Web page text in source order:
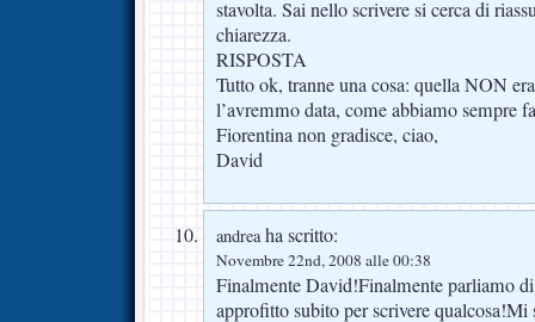
stavolta. Sai nello scrivere si cerca di
chiarezza.
RISPOSTA
Tutto ok, tranne una cosa: quella NON
l’avremmo data, come abbiamo sempre
Fiorentina non gradisce, ciao,
David
andreaha scritto:
Novembre 22nd, 2008 alle 00:38
Finalmente David!Finalmente parliamo
approfitto subito per scrivere